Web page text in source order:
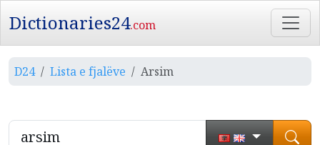
Dictionaries24.com
D24 Lista e fjalëve Arsim